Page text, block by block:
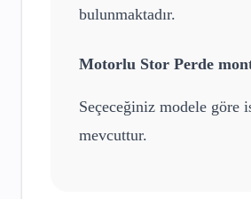
bulunmaktadır.
Motorlu Stor Perde
Seçeceğiniz modele göre
mevcuttur.